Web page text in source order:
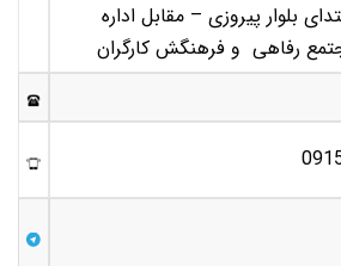
بلوار پیروزی – مقابل اداره
رفاهی و فرهنگش کارگران